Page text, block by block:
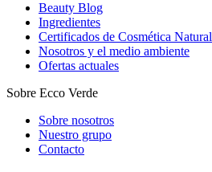
Beauty Blog
Ingredientes
Certificados de Cosmética Natural
Nosotros y el medio ambiente
Ofertas actuales
Sobre Ecco Verde
Sobre nosotros
Nuestro grupo
Contacto